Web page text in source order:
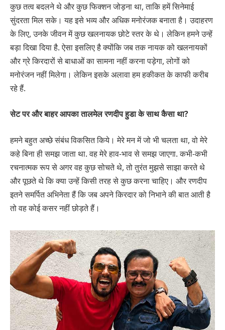
कुछ तत्व बदलने थे और कुछ फिक्शन जोड़ना था, ताकि हमें सिनेमाई
सुंदरता मिल सके। यह इसे भव्य और अधिक मनोरंजक बनाता है। उदाहरण
के लिए, उनके जीवन में कुछ खलनायक छोटे स्तर के थे। लेकिन हमने उन्हें
बड़ा दिखा दिया है. ऐसा इसलिए है क्योंकि जब तक नायक को खलनायकों
और ग्रे किरदारों से बाधाओं का सामना नहीं करना पड़ेगा, लोगों को
मनोरंजन नहीं मिलेगा। लेकिन इसके अलावा हम हकीकत के काफी करीब
रहे हैं.
सेट पर और बाहर आपका तालमेल रणदीप हुडा के साथ कैसा था?
हमने बहुत अच्छे संबंध विकसित किये। मेरे मन में जो भी चलता था, वो मेरे
कहे बिना ही समझ जाता था. वह मेरे हाव-भाव से समझ जाएगा. कभी-कभी
रचनात्मक रूप से अगर वह कुछ सोचते थे, तो तुरंत मुझसे साझा करते थे
और पूछते थे कि क्या उन्हें किसी तरह से कुछ करना चाहिए। और रणदीप
इतने समर्पित अभिनेता हैं कि जब अपने किरदार को निभाने की बात आती है
तो वह कोई कसर नहीं छोड़ते हैं।